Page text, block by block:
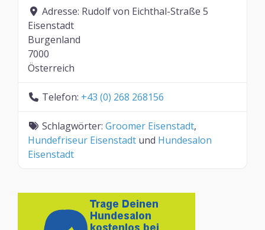
Adresse: Rudolf von Eichthal-Straße 5
Eisenstadt
Burgenland
7000
Österreich
Telefon: +43 (0) 268 268156
Schlagwörter: Groomer Eisenstadt,
Hundefriseur Eisenstadt und Hundesalon
Eisenstadt